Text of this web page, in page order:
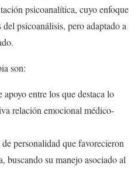
psicoanalítica, cuyo enfoque
psicoanálisis, pero adaptado a
son:
entre los que destaca lo
relación emocional médico-
personalidad que favorecieron
buscando su manejo asociado al